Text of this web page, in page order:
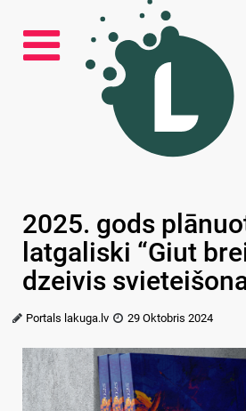
2025. gods
latgaliski “Giut
dzeivis
Portals lakuga.lv 29 Oktobris 2024